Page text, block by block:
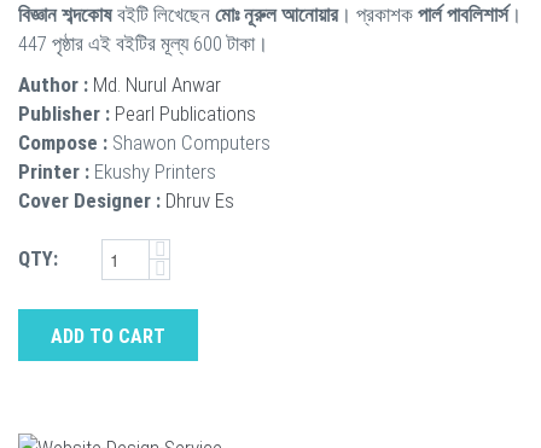
বিজ্ঞান শব্দকোষবইটি লিখেছেন মোঃ নূরুল আনোয়ার। প্রকাশক পার্ল পাবলিশার্স।
447 পৃষ্ঠার এই বইটির মূল্য 600 টাকা।
Author : Md. Nurul Anwar
Publisher : Pearl Publications
Compose : Shawon Computers
Printer : Ekushy Printers
Cover Designer : Dhruv Es
QTY:
ADD TO CART